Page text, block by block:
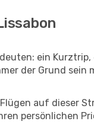
ein
der Grund sein
auf dieser
persönlichen